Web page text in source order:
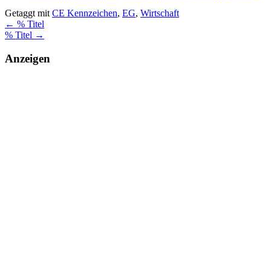
Getaggt mit CE Kennzeichen, EG, Wirtschaft
Artikelnavigation
← % Titel
% Titel →
Anzeigen